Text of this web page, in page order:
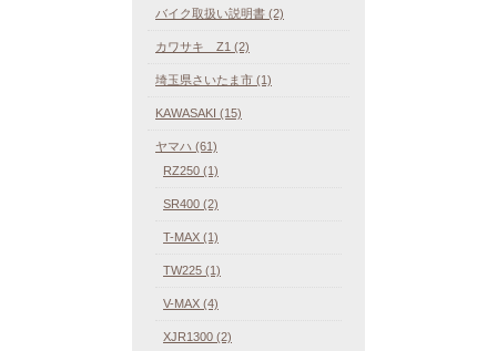
バイク取扱い説明書 (2)
カワサキ Z1 (2)
埼玉県さいたま市 (1)
KAWASAKI (15)
ヤマハ (61)
RZ250 (1)
SR400 (2)
T-MAX (1)
TW225 (1)
V-MAX (4)
XJR1300 (2)